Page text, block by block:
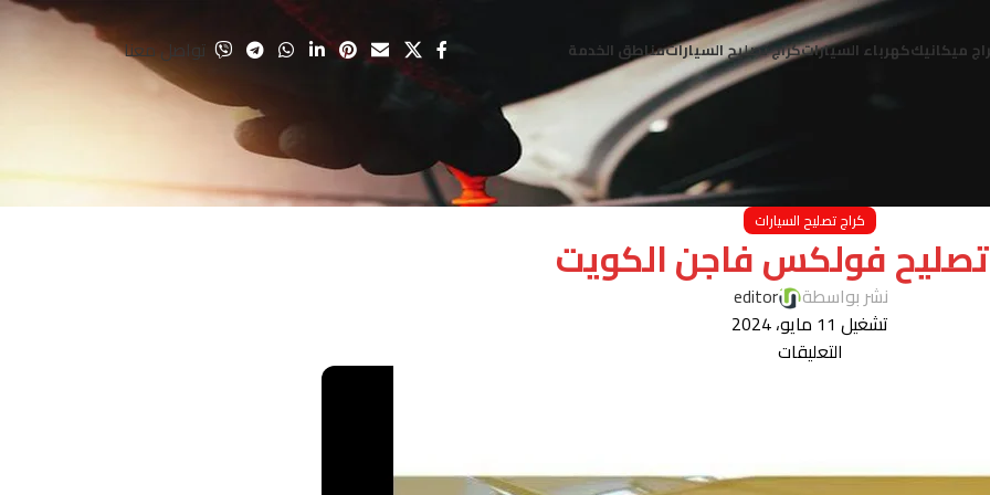
ميكانيككهرباء السياراتكراج تصليح السياراتمناطق الخدمة تواصل معنا
كراج تصليح السيارات
فولكس فاجن الكويت
نشر بواسطة
editor
تشغيل 11 مايو، 2024
التعليقات